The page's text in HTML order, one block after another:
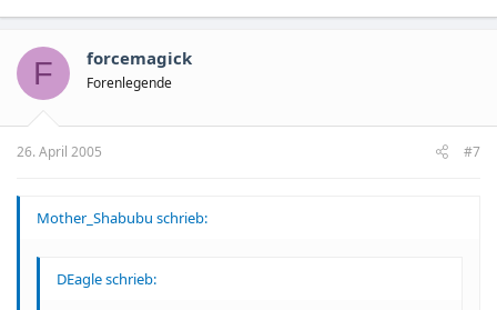
F forcemagick
Forenlegende
26. April 2005 #7
Mother_Shabubu schrieb:
DEagle schrieb: